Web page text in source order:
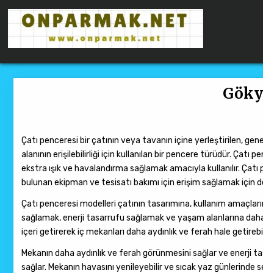
ONPARMAKNET SITELER
Çatı penceresi bir çatının veya tavanın içine yerleştirilen,
alanının erişilebilirliği için kullanılan bir pencere türüdür. Çatı
ekstra ışık ve havalandırma sağlamak amacıyla kullanılır.
bulunan ekipman ve tesisatı bakımı için erişim sağlamak için
Çatı penceresi modelleri çatının tasarımına, kullanım
sağlamak, enerji tasarrufu sağlamak ve yaşam alanlarına
içeri getirerek iç mekanları daha aydınlık ve ferah hale
Mekanın daha aydınlık ve ferah görünmesini sağlar ve enerji
sağlar. Mekanın havasını yenileyebilir ve sıcak yaz